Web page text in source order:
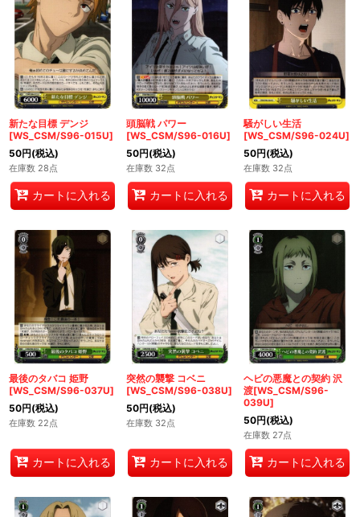
新たな目標 デンジ
[WS_CSM/S96-015U]
50円(税込)
在庫数 28点
カートに入れる
頭脳戦 パワー
[WS_CSM/S96-016U]
50円(税込)
在庫数 32点
カートに入れる
騒がしい生活
[WS_CSM/S96-024U]
50円(税込)
在庫数 32点
カートに入れる
最後のタバコ 姫野
[WS_CSM/S96-037U]
50円(税込)
在庫数 22点
カートに入れる
突然の襲撃 コベニ
[WS_CSM/S96-038U]
50円(税込)
在庫数 32点
カートに入れる
ヘビの悪魔との契約 沢
渡[WS_CSM/S96-
039U]
50円(税込)
在庫数 27点
カートに入れる